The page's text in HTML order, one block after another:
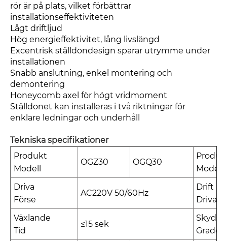
rör är på plats, vilket förbättrar
installationseffektiviteten
Lågt driftljud
Hög energieffektivitet, lång livslängd
Excentrisk ställdondesign sparar utrymme under
installationen
Snabb anslutning, enkel montering och
demontering
Honeycomb axel för högt vridmoment
Ställdonet kan installeras i två riktningar för
enklare ledningar och underhåll
Tekniska specifikationer
Produkt
Modell
OGZ30 OGQ30
Modell
Driva
Förse
AC220V 50/60Hz
Drift
Driva
Växlande
Tid
≤15 sek
Skydd